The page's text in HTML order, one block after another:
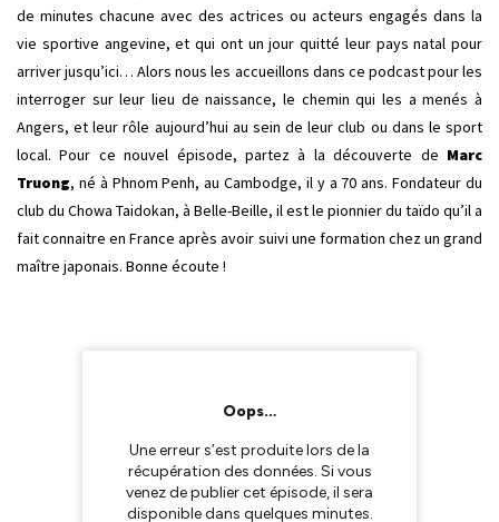
de minutes chacune avec des actrices ou acteurs engagés dans la
vie sportive angevine, et qui ont un jour quitté leur pays natal pour
arriver jusqu’ici… Alors nous les accueillons dans ce podcast pour les
interroger sur leur lieu de naissance, le chemin qui les a menés à
Angers, et leur rôle aujourd’hui au sein de leur club ou dans le sport
local. Pour ce nouvel épisode, partez à la découverte de Marc
Truong, né à Phnom Penh, au Cambodge, il y a 70 ans. Fondateur du
club du Chowa Taidokan, à Belle-Beille, il est le pionnier du taïdo qu’il a
fait connaitre en France après avoir suivi une formation chez un grand
maître japonais. Bonne écoute !